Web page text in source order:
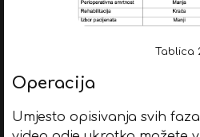
Tablica
Operacija
Umjesto opisivanja svih